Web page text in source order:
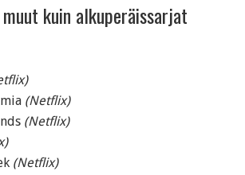
kuin alkuperäissarjat
(Netflix)
(Netflix)
(Netflix)